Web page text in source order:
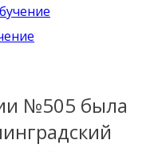
№505 была